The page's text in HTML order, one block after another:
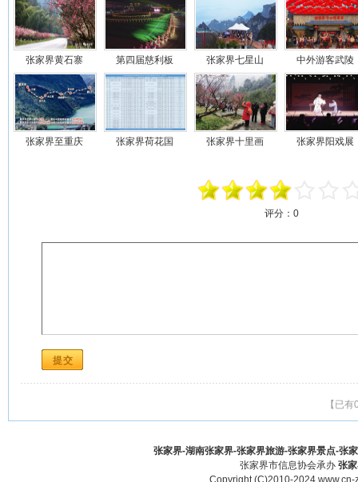
张家界黄石寨 第四届慈利板 张家界七星山 中外游客武陵
张家界至重庆 张家界荷花国 张家界十里画 张家界阳戏展
评分： 0
【已
张家界-湖南张家界-张家界旅游-张家界景点-张
张家界市信息协会承办 张
Copyright (C)2010-2024